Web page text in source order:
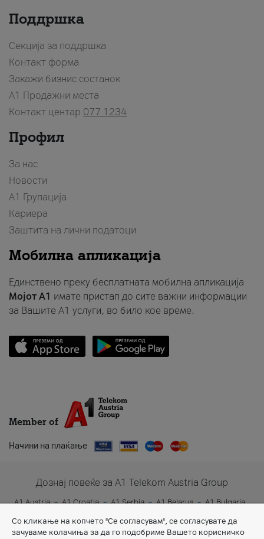
Поддршка
Секција за поддршка
Контакт форма
Закажи бизнис состанок
A1 Продажни места
Контакт центар 077 1234
Профил
За нас
Новости
А1 Групација
Кариера
Заштита на лични податоци
Мобилна апликација
Единствено преку бесплатната мобилна апликација
Мојот A1 имате пристап до сите важни информации
за Вашите A1 услуги, во било кое време.
Member of
Начини на плаќање
Дознај повеќе за A1 Telekom Austria Group
A1 Austria A1 Croatia A1 Serbia A1 Belarus
A1 Bulgaria
A1 Slovenia
A1 Digital
Со кликање на копчето "Се согласувам", се согласувате да
зачуваме колачиња за да го подобриме Вашето корисничко